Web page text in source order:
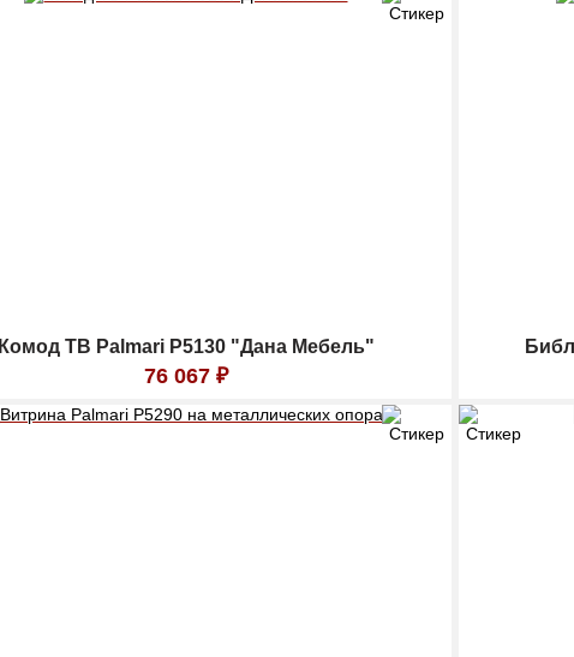
Комод ТВ Palmari P5130 "Дана Мебель"
76 067 ₽